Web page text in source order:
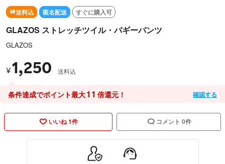
送料込 匿名配送 すぐに購入可
GLAZOS ストレッチツイル・バギーパンツ
GLAZOS
¥1,250 送料込
条件達成でポイント最大11 倍還元！ 確認する
いいね 1件 コメント 0件